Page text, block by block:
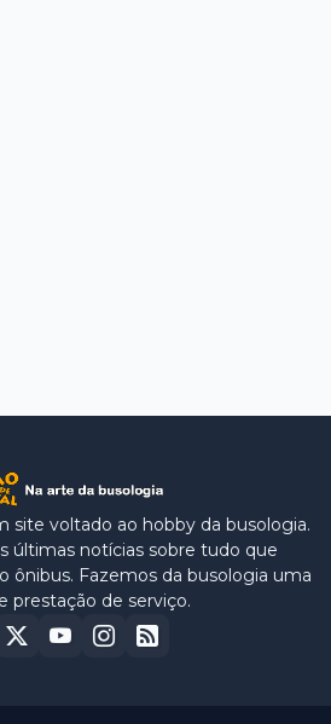
site voltado ao hobby da busologia.
últimas notícias sobre tudo que
ônibus. Fazemos da busologia uma
prestação de serviço.